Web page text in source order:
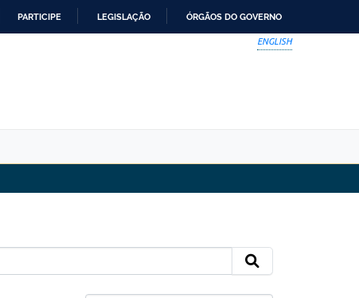
PARTICIPE LEGISLAÇÃO ÓRGÃOS DO GOVERNO
ENGLISH